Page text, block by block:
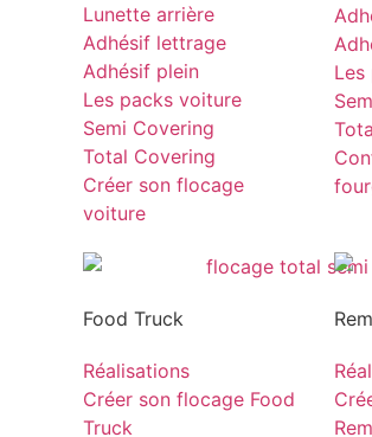
Lunette arrière
Adhésif lettrage
Adhésif plein
Les packs voiture
Semi Covering
Total Covering
Créer son flocage
voiture
Les
Food Truck
Réalisations
Créer son flocage Food
Truck